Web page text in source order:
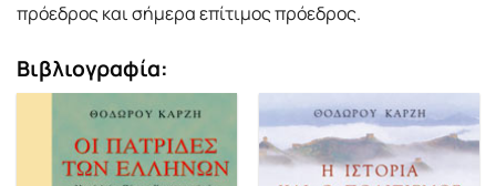
πρόεδρος και σήμερα επίτιμος πρόεδρος.
Βιβλιογραφία: